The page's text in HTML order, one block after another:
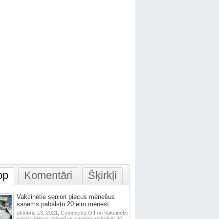
Komentāri Šķirkļi
Vakcinētie seniori piecus mēnešus
saņems pabalstu 20 eiro mēnesī
oktobris 13, 2021, Comments Offon Vakcinētie